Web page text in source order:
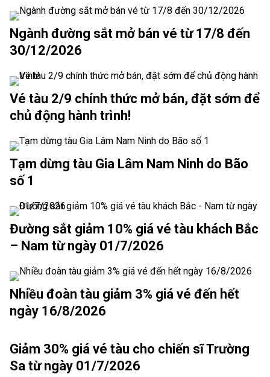
Ngành đường sắt mở bán vé từ 17/8 đến
30/12/2026
Vé tàu 2/9 chính thức mở bán, đặt sớm để
chủ động hành trình!
Tạm dừng tàu Gia Lâm Nam Ninh do Bão
số 1
Đường sắt giảm 10% giá vé tàu khách Bắc
– Nam từ ngày 01/7/2026
Nhiều đoàn tàu giảm 3% giá vé đến hết
ngày 16/8/2026
Giảm 30% giá vé tàu cho chiến sĩ Trường
Sa từ ngày 01/7/2026